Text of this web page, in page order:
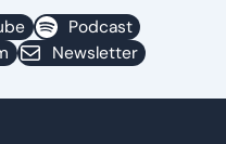
Podcast
Newsletter